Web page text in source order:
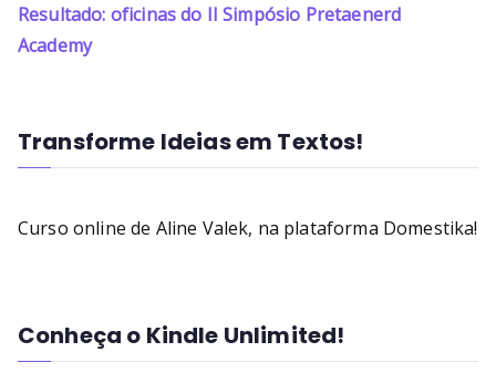
Resultado: oficinas do II Simpósio Pretaenerd
Academy
Transforme Ideias em Textos!
Curso online de Aline Valek, na plataforma Domestika!
Conheça o Kindle Unlimited!